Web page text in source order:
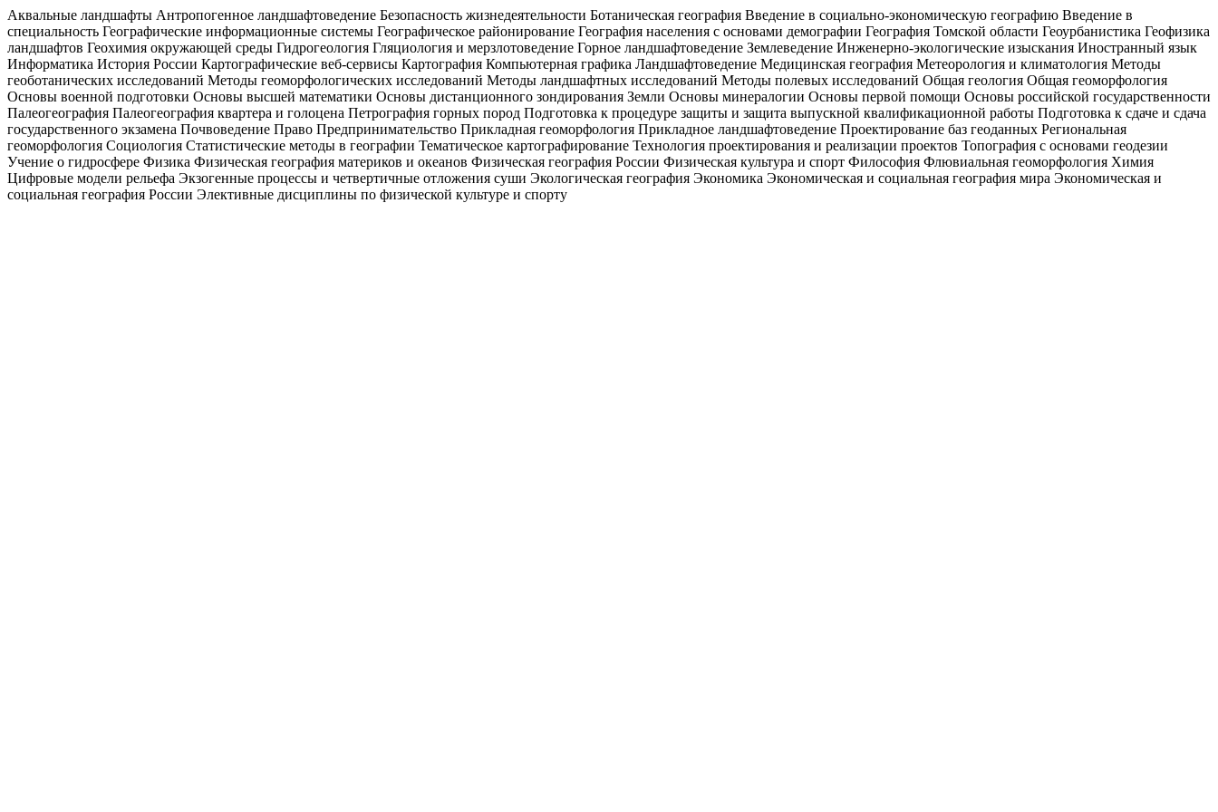
Аквальные ландшафты Антропогенное ландшафтоведение Безопасность жизнедеятельности Ботаническая география Введение в социально-экономическую географию Введение в
специальность Географические информационные системы Географическое районирование География населения с основами демографии География Томской области Геоурбанистика Геофизика
ландшафтов Геохимия окружающей среды Гидрогеология Гляциология и мерзлотоведение Горное ландшафтоведение Землеведение Инженерно-экологические изыскания Иностранный язык
Информатика История России Картографические веб-сервисы Картография Компьютерная графика Ландшафтоведение Медицинская география Метеорология и климатология Методы
геоботанических исследований Методы геоморфологических исследований Методы ландшафтных исследований Методы полевых исследований Общая геология Общая геоморфология
Основы военной подготовки Основы высшей математики Основы дистанционного зондирования Земли Основы минералогии Основы первой помощи Основы российской государственности
Палеогеография Палеогеография квартера и голоцена Петрография горных пород Подготовка к процедуре защиты и защита выпускной квалификационной работы Подготовка к сдаче и сдача
государственного экзамена Почвоведение Право Предпринимательство Прикладная геоморфология Прикладное ландшафтоведение Проектирование баз геоданных Региональная
геоморфология Социология Статистические методы в географии Тематическое картографирование Технология проектирования и реализации проектов Топография с основами геодезии
Учение о гидросфере Физика Физическая география материков и океанов Физическая география России Физическая культура и спорт Философия Флювиальная геоморфология Химия
Цифровые модели рельефа Экзогенные процессы и четвертичные отложения суши Экологическая география Экономика Экономическая и социальная география мира Экономическая и
социальная география России Элективные дисциплины по физической культуре и спорту